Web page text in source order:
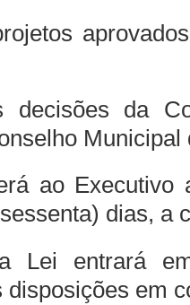
decisões da
Municipal
ao Executivo
dias, a
Lei entrará
disposições em